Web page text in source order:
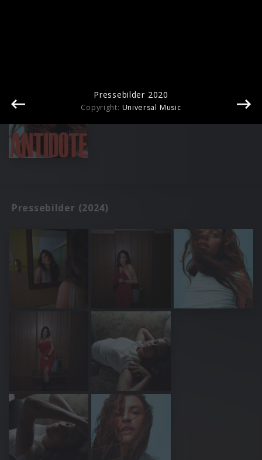
Pressebilder (2024)
Pressebilder 2020
Copyright: Universal Music